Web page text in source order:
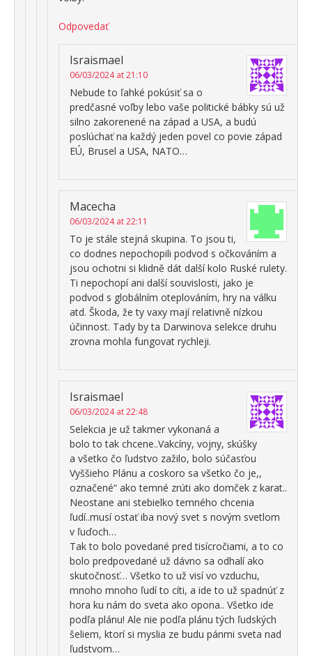
Odpovedať
Israismael
06/03/2024 at 21:10
Nebude to ľahké pokúsiť sa o
predčasné voľby lebo vaše politické bábky sú už
silno zakorenené na západ a USA, a budú
poslúchať na každý jeden povel co povie západ
EÚ, Brusel a USA, NATO…
Macecha
06/03/2024 at 22:11
To je stále stejná skupina. To jsou ti,
co dodnes nepochopili podvod s očkováním a
jsou ochotni si klidně dát další kolo Ruské rulety.
Ti nepochopí ani další souvislosti, jako je
podvod s globálním oteplováním, hry na válku
atd. Škoda, že ty vaxy mají relativně nízkou
účinnost. Tady by ta Darwinova selekce druhu
zrovna mohla fungovat rychleji.
Israismael
06/03/2024 at 22:48
Selekcia je už takmer vykonaná a
bolo to tak chcene..Vakcíny, vojny, skúšky
a všetko čo ľudstvo zažilo, bolo súčasťou
Vyššieho Plánu a coskoro sa všetko čo je,,
označené“ ako temné zrúti ako domček z karat..
Neostane ani stebielko temného chcenia
ľudí..musí ostať iba nový svet s novým svetlom
v ľuďoch…
Tak to bolo povedané pred tisícročiami, a to co
bolo predpovedané už dávno sa odhalí ako
skutočnosť… Všetko to už visí vo vzduchu,
mnoho mnoho ľudí to cíti, a ide to už spadnúť z
hora ku nám do sveta ako opona.. Všetko ide
podľa plánu! Ale nie podľa plánu tých ľudských
šeliem, ktorí si myslia ze budu pánmi sveta nad
ľudstvom…